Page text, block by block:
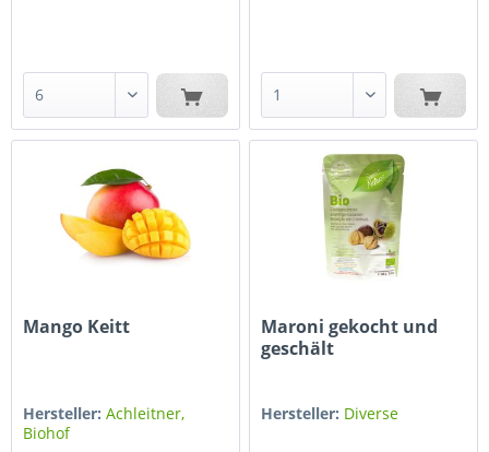
Mango Keitt
Hersteller: Achleitner,
Biohof
Maroni gekocht und
geschält
Hersteller: Diverse